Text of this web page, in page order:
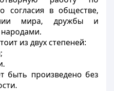
согласия в обществе,
мира, дружбы и
из двух степеней:
быть произведено без